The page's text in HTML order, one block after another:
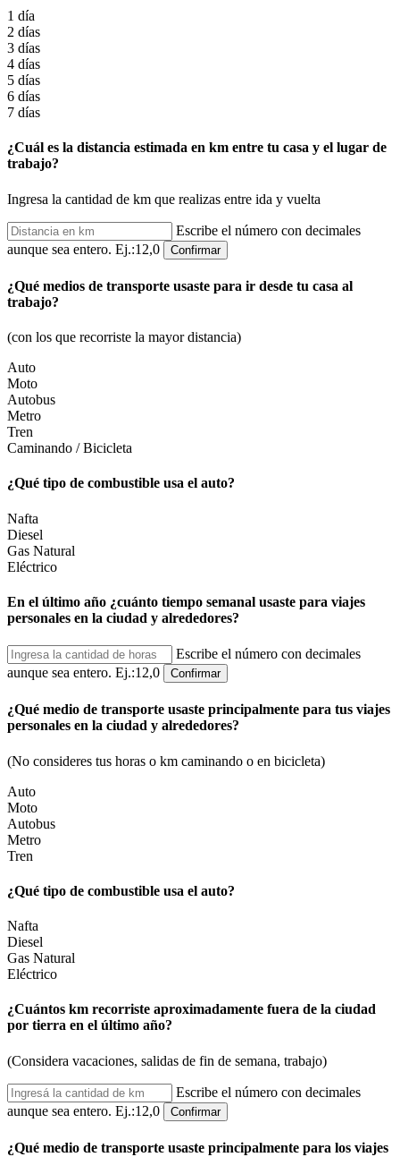
1 día
2 días
3 días
4 días
5 días
6 días
7 días
¿Cuál es la distancia estimada en km entre tu casa y el lugar de
trabajo?
Ingresa la cantidad de km que realizas entre ida y vuelta
Escribe el número con decimales
aunque sea entero. Ej.:12,0
Confirmar
¿Qué medios de transporte usaste para ir desde tu casa al
trabajo?
(con los que recorriste la mayor distancia)
Auto
Moto
Autobus
Metro
Tren
Caminando / Bicicleta
¿Qué tipo de combustible usa el auto?
Nafta
Diesel
Gas Natural
Eléctrico
En el último año ¿cuánto tiempo semanal usaste para viajes
personales en la ciudad y alrededores?
Escribe el número con decimales
aunque sea entero. Ej.:12,0
Confirmar
¿Qué medio de transporte usaste principalmente para tus viajes
personales en la ciudad y alrededores?
(No consideres tus horas o km caminando o en bicicleta)
Auto
Moto
Autobus
Metro
Tren
¿Qué tipo de combustible usa el auto?
Nafta
Diesel
Gas Natural
Eléctrico
¿Cuántos km recorriste aproximadamente fuera de la ciudad
por tierra en el último año?
(Considera vacaciones, salidas de fin de semana, trabajo)
Escribe el número con decimales
aunque sea entero. Ej.:12,0
Confirmar
¿Qué medio de transporte usaste principalmente para los viajes